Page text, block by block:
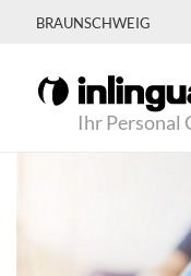
BRAUNSCHWEIG
Ihr Personal